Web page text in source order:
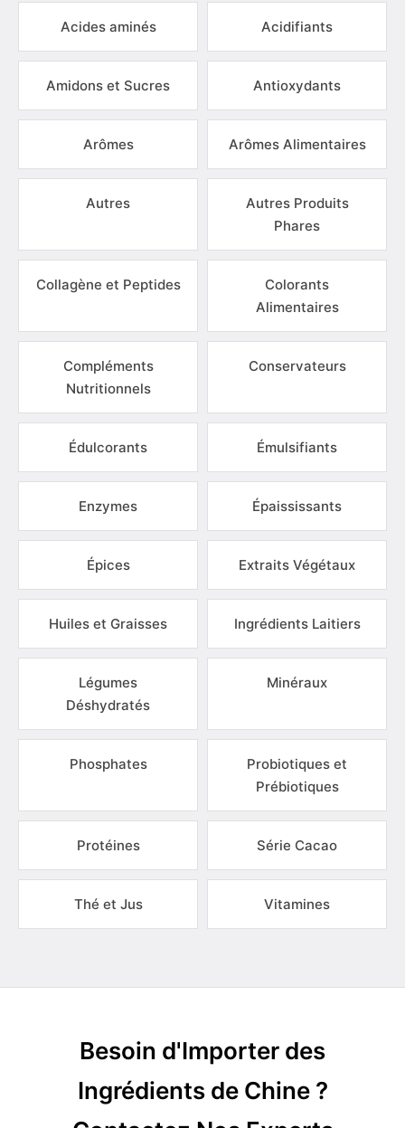
Acides aminés Acidifiants
Amidons et Sucres Antioxydants
Arômes Arômes Alimentaires
Autres
Autres Produits
Phares
Collagène et Peptides
Colorants
Alimentaires
Compléments
Nutritionnels
Conservateurs
Édulcorants Émulsifiants
Enzymes Épaississants
Épices Extraits Végétaux
Huiles et Graisses Ingrédients Laitiers
Légumes
Déshydratés
Minéraux
Phosphates
Probiotiques et
Prébiotiques
Protéines Série Cacao
Thé et Jus Vitamines
Besoin d'Importer des
Ingrédients de Chine ?